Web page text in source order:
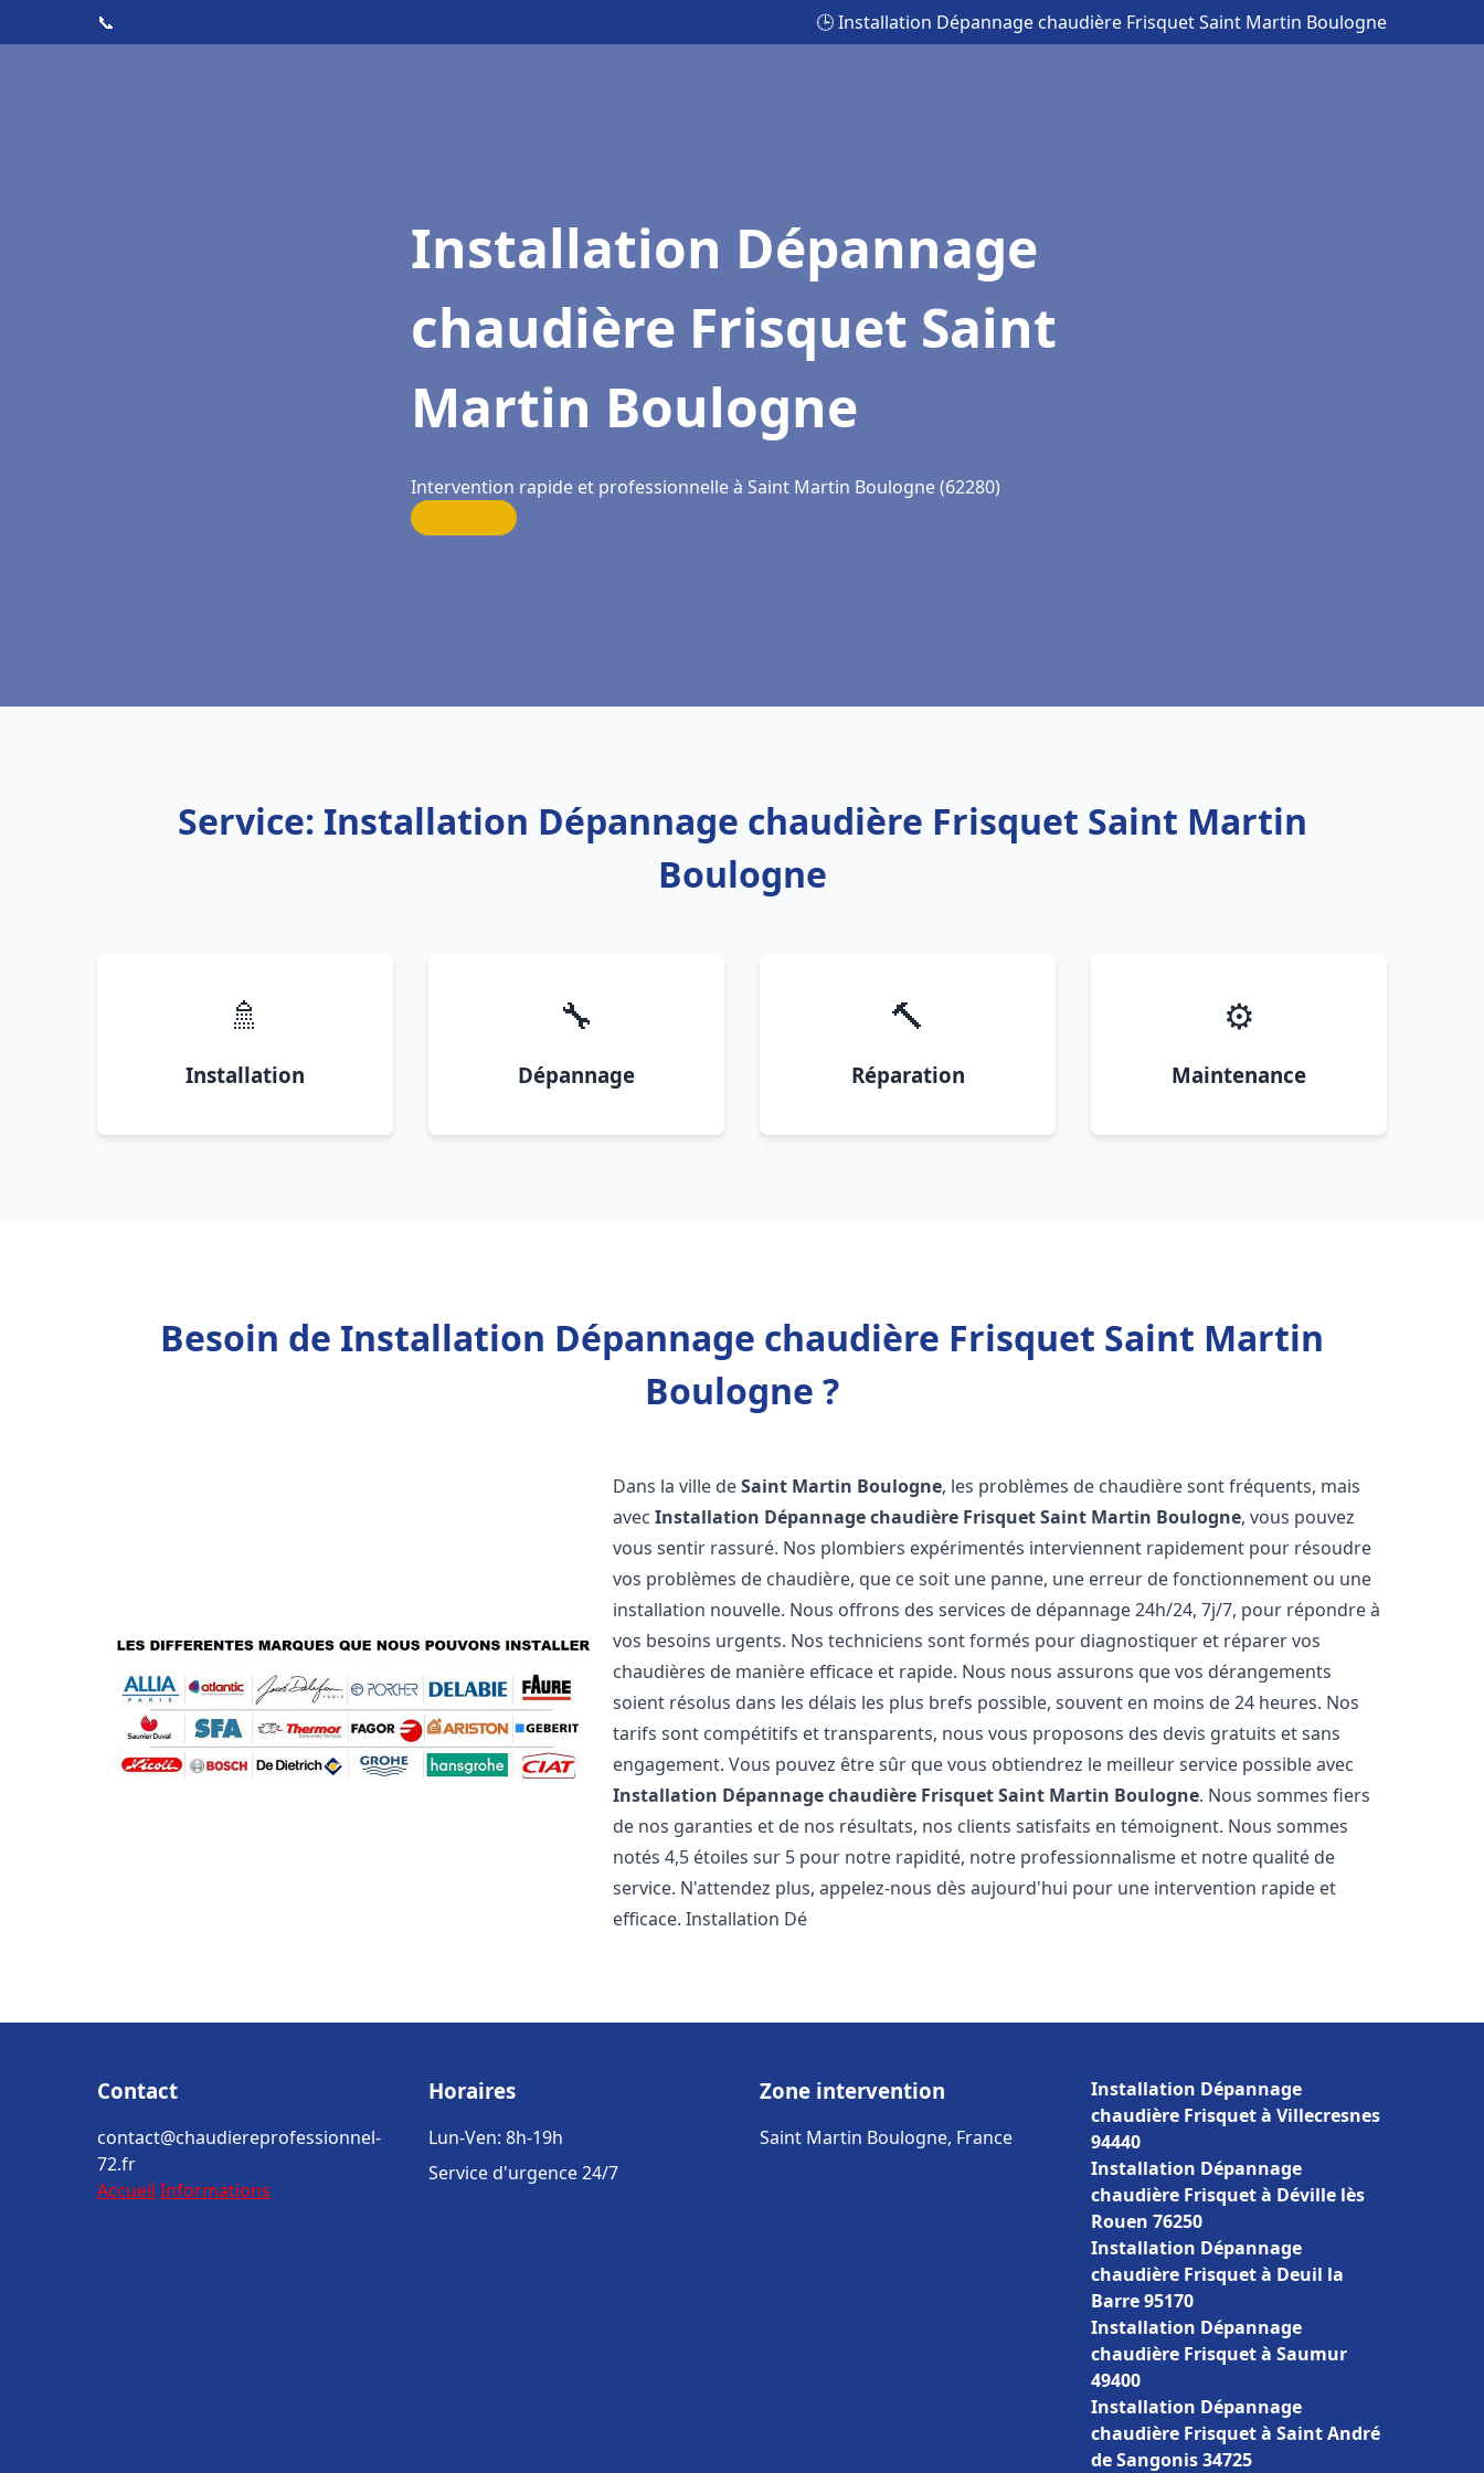
📞 🕒 Installation Dépannage chaudière Frisquet Saint Martin Boulogne
Installation Dépannage
chaudière Frisquet Saint
Martin Boulogne
Intervention rapide et professionnelle à Saint Martin Boulogne (62280)
Service: Installation Dépannage chaudière Frisquet Saint Martin
Boulogne
🚿
Installation
🔧
Dépannage
🔨
Réparation
⚙️
Maintenance
Besoin de Installation Dépannage chaudière Frisquet Saint Martin
Boulogne ?
Dans la ville deSaint Martin Boulogne, les problèmes de chaudière sont fréquents, mais
avecInstallation Dépannage chaudière FrisquetSaint Martin Boulogne, vous pouvez
vous sentir rassuré. Nos plombiers expérimentés interviennent rapidement pour résoudre
vos problèmes de chaudière, que ce soit une panne, une erreur de fonctionnement ou une
installation nouvelle. Nous offrons des services de dépannage 24h/24, 7j/7, pour répondre à
vos besoins urgents. Nos techniciens sont formés pour diagnostiquer et réparer vos
chaudières de manière efficace et rapide. Nous nous assurons que vos dérangements
soient résolus dans les délais les plus brefs possible, souvent en moins de 24 heures. Nos
tarifs sont compétitifs et transparents, nous vous proposons des devis gratuits et sans
engagement. Vous pouvez être sûr que vous obtiendrez le meilleur service possible avec
Installation Dépannage chaudière FrisquetSaint Martin Boulogne. Nous sommes fiers
de nos garanties et de nos résultats, nos clients satisfaits en témoignent. Nous sommes
notés 4,5 étoiles sur 5 pour notre rapidité, notre professionnalisme et notre qualité de
service. N'attendez plus, appelez-nous dès aujourd'hui pour une intervention rapide et
efficace. Installation Dé
Contact
contact@chaudiereprofessionnel-
72.fr
Accueil Informations
Horaires
Lun-Ven: 8h-19h
Service d'urgence 24/7
Zone intervention
Saint Martin Boulogne, France
Installation Dépannage
chaudière Frisquet à Villecresnes
94440
Installation Dépannage
chaudière Frisquet à Déville lès
Rouen 76250
Installation Dépannage
chaudière Frisquet à Deuil la
Barre 95170
Installation Dépannage
chaudière Frisquet à Saumur
49400
Installation Dépannage
chaudière Frisquet à Saint André
de Sangonis 34725